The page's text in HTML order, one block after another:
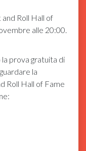
Roll Hall of
alle 20:00.
prova gratuita di
la
Roll Hall of Fame